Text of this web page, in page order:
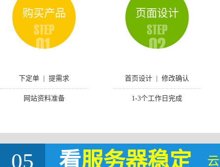
购买产品
下定单 | 提需求
网站资料准备
页面设计
首页设计 | 修改确认
1-3个工作日完成
05 看服务器稳定